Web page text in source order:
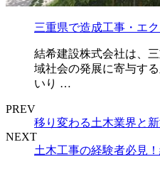
三重県で造成工事・エ
結希建設株式会社は、
域社会の発展に寄与す
いり …
PREV
移り変わる土木業界と
NEXT
土木工事の経験者必見